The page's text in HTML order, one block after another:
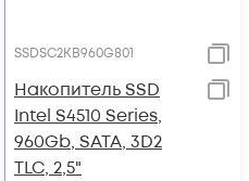
SSDSC2KB960G801
Накопитель SSD
Intel S4510 Series,
960Gb, SATA, 3D2
TLC, 2,5"